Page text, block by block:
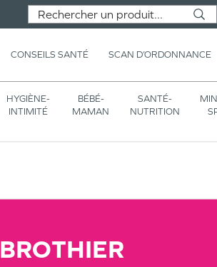
CONSEILS SANTÉ SCAN D’ORDONNANCE
HYGIÈNE-
INTIMITÉ
BÉBÉ-
MAMAN
SANTÉ-
NUTRITION
BROTHIER